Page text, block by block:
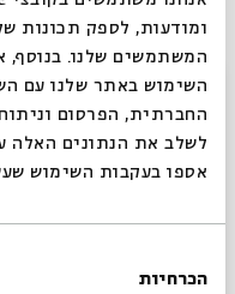
ומודעות, לספק תכונות
המשתמשים שלנו. בנוסף,
השימוש באתר שלנו עם
החברתית, הפרסום
לשלב את הנתונים האלה
אספו בעקבות השימוש
הסכמה
הכרחיות
סגור